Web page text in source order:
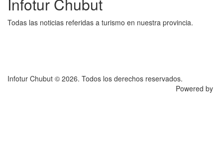
Infotur Chubut
Todas las noticias referidas a turismo en nuestra provincia.
Infotur Chubut © 2026. Todos los derechos reservados.
Powered by